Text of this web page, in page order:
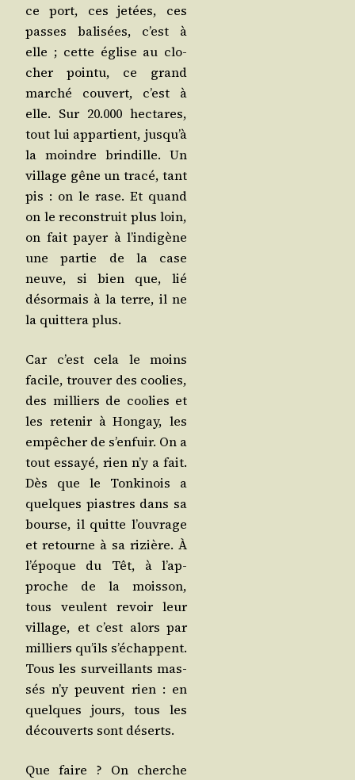
ce port, ces jetées, ces
passes bali­sées, c’est à
elle ; cette église au clo­
cher poin­tu, ce grand
mar­ché cou­vert, c’est à
elle. Sur 20.000 hec­tares,
tout lui appar­tient, jus­qu’à
la moindre brin­dille. Un
vil­lage gêne un tra­cé, tant
pis : on le rase. Et quand
on le recons­truit plus loin,
on fait payer à l’in­di­gène
une par­tie de la case
neuve, si bien que, lié
désor­mais à la terre, il ne
la quit­te­ra plus.
Car c’est cela le moins
facile, trou­ver des coo­lies,
des mil­liers de coo­lies et
les rete­nir à Hon­gay, les
empê­cher de s’en­fuir. On a
tout essayé, rien n’y a fait.
Dès que le Ton­ki­nois a
quelques piastres dans sa
bourse, il quitte l’ou­vrage
et retourne à sa rizière. À
l’é­poque du Têt, à l’ap­
proche de la mois­son,
tous veulent revoir leur
vil­lage, et c’est alors par
mil­liers qu’ils s’é­chappent.
Tous les sur­veillants mas­
sés n’y peuvent rien : en
quelques jours, tous les
décou­verts sont déserts.
Que faire ? On cherche